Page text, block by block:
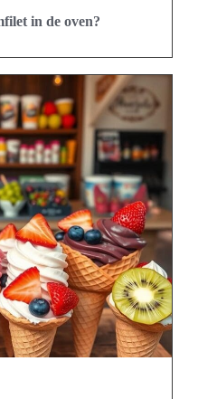
in de oven?